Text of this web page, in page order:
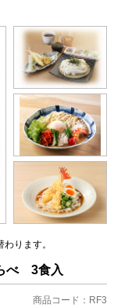
ります。
べ 3食入
商品コード：RF3